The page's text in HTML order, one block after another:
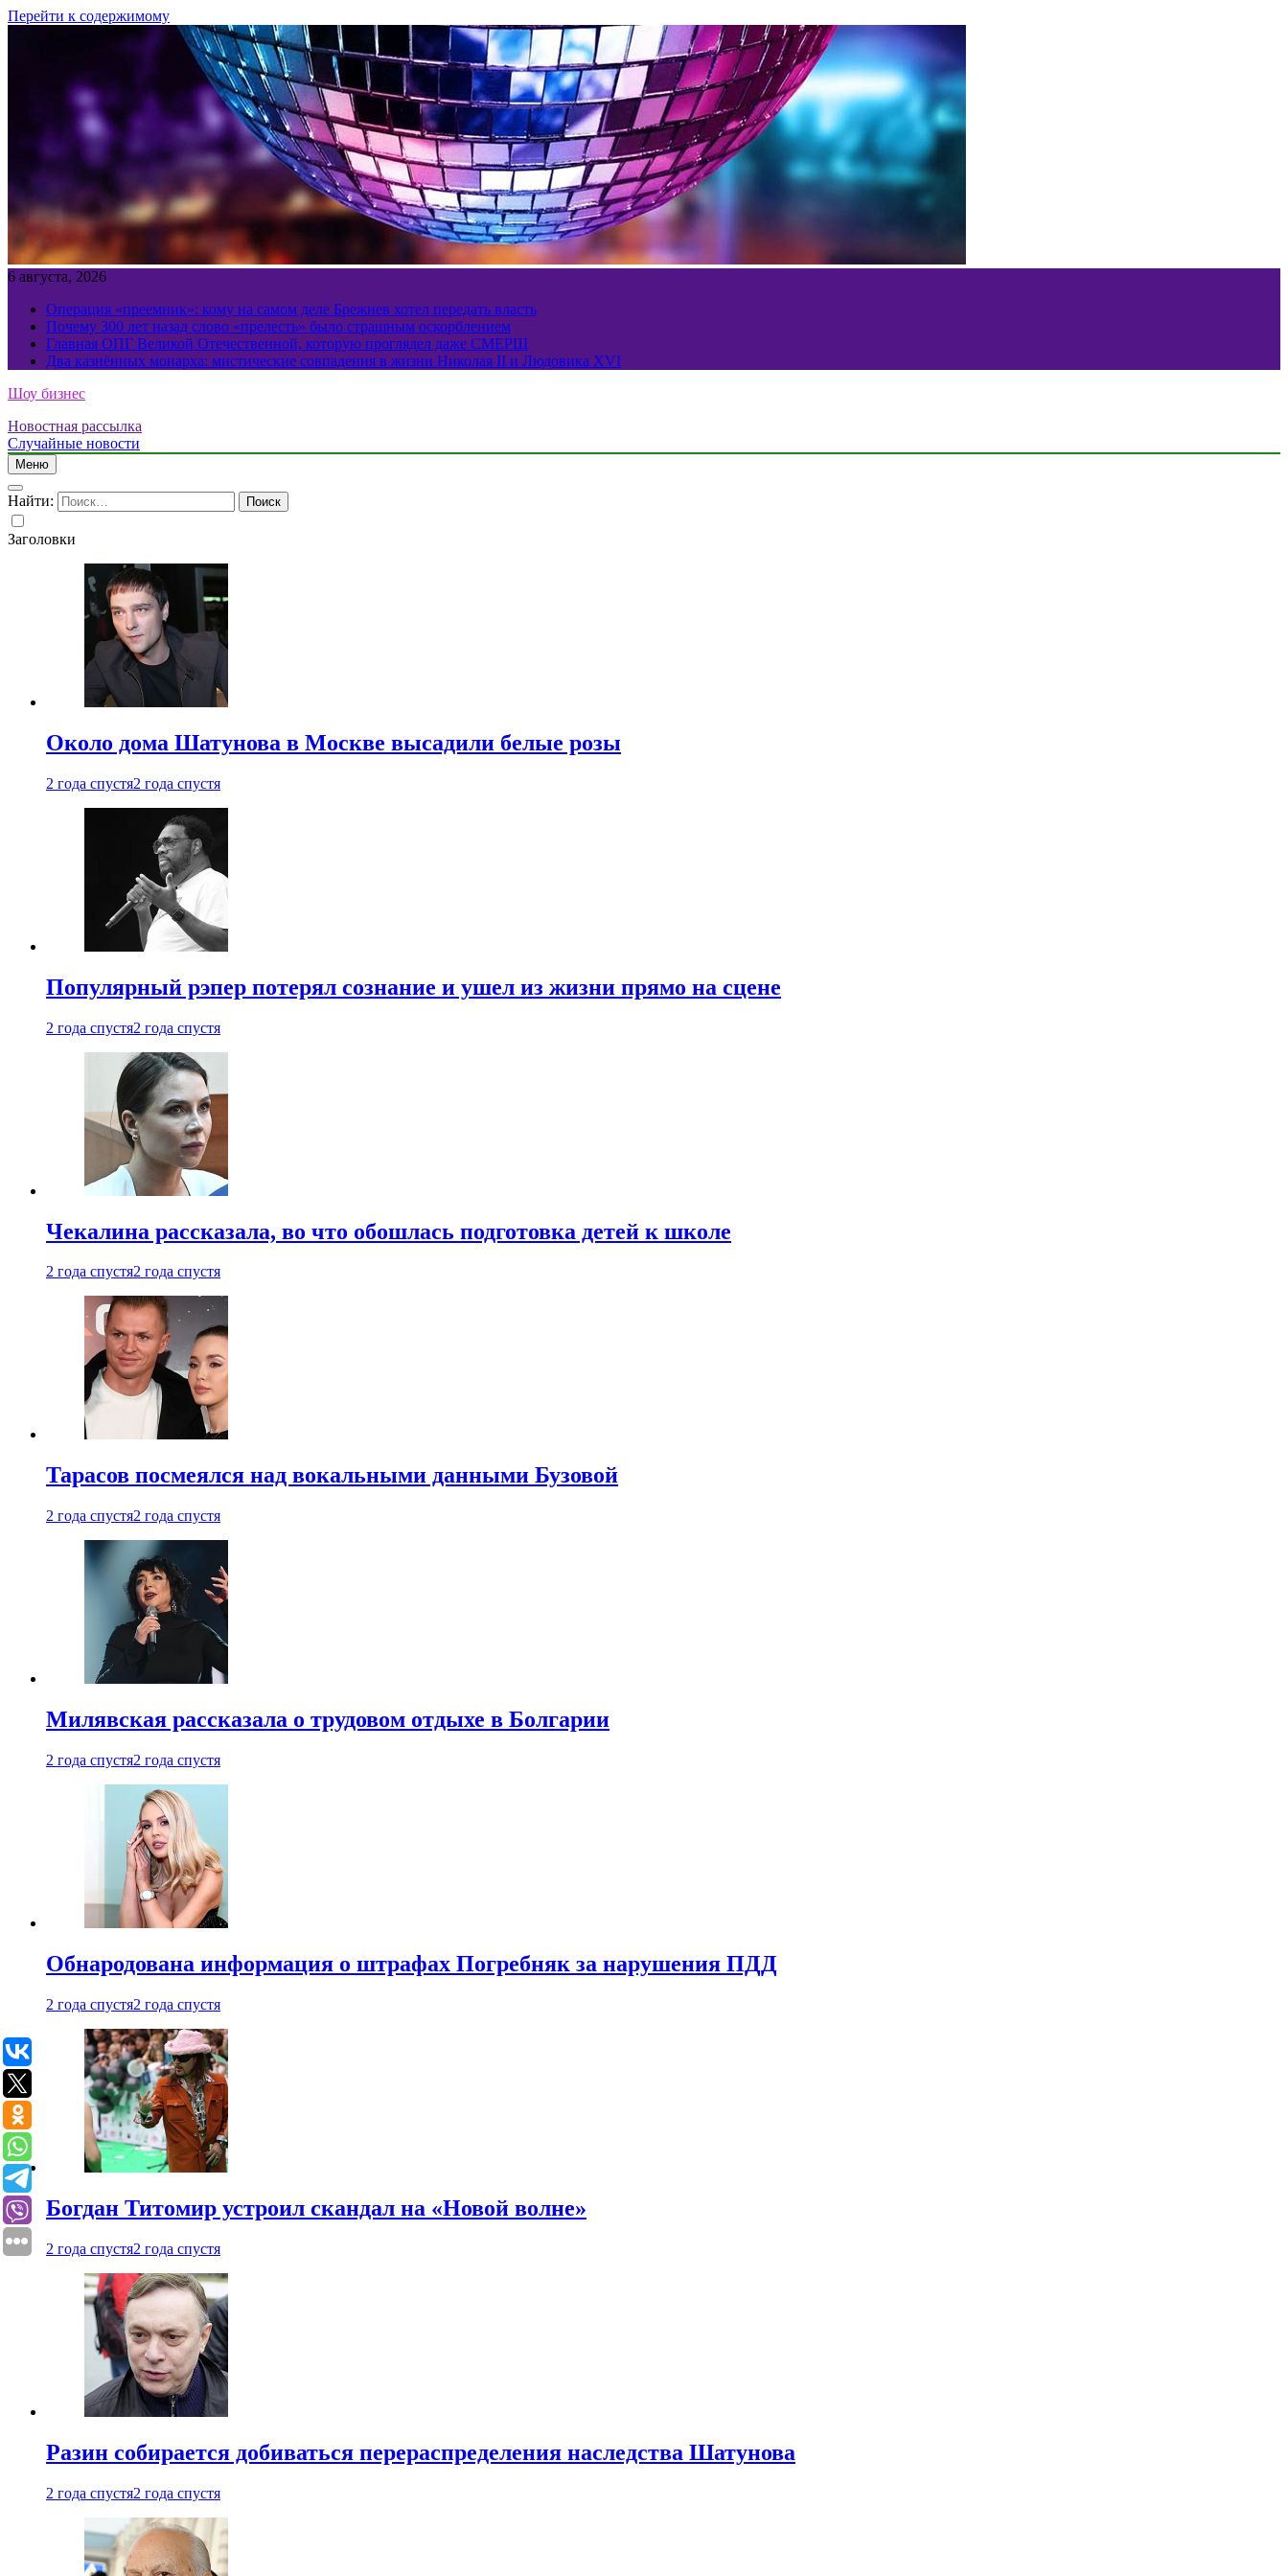
Перейти к содержимому
6 августа, 2026
Операция «преемник»: кому на самом деле Брежнев хотел передать власть
Почему 300 лет назад слово «прелесть» было страшным оскорблением
Главная ОПГ Великой Отечественной, которую проглядел даже СМЕРШ
Два казнённых монарха: мистические совпадения в жизни Николая II и Людовика XVI
Шоу бизнес
Новостная рассылка
Случайные новости
Меню
Найти:
Заголовки
Около дома Шатунова в Москве высадили белые розы
2 года спустя2 года спустя
Популярный рэпер потерял сознание и ушел из жизни прямо на сцене
2 года спустя2 года спустя
Чекалина рассказала, во что обошлась подготовка детей к школе
2 года спустя2 года спустя
Тарасов посмеялся над вокальными данными Бузовой
2 года спустя2 года спустя
Милявская рассказала о трудовом отдыхе в Болгарии
2 года спустя2 года спустя
Обнародована информация о штрафах Погребняк за нарушения ПДД
2 года спустя2 года спустя
Богдан Титомир устроил скандал на «Новой волне»
2 года спустя2 года спустя
Разин собирается добиваться перераспределения наследства Шатунова
2 года спустя2 года спустя